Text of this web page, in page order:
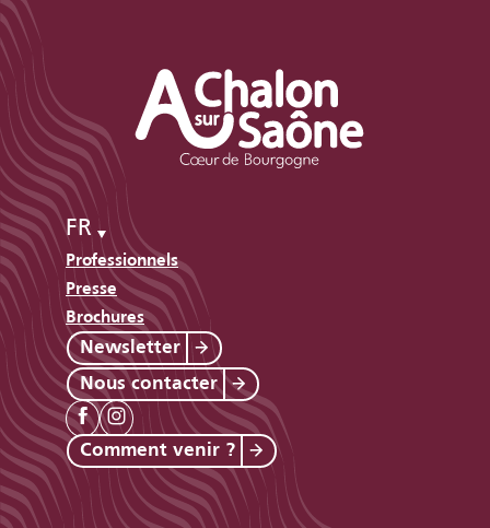
FR
Professionnels
Presse
Brochures
Newsletter
Nous contacter
Comment venir ?